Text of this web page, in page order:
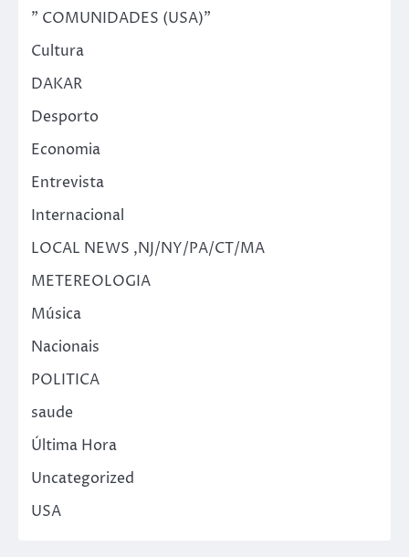
" COMUNIDADES (USA)"
Cultura
DAKAR
Desporto
Economia
Entrevista
Internacional
LOCAL NEWS ,NJ/NY/PA/CT/MA
METEREOLOGIA
Música
Nacionais
POLITICA
saude
Última Hora
Uncategorized
USA